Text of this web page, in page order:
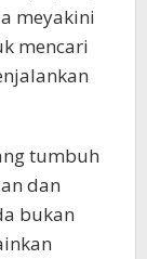
meyakini
mencari
tumbuh
dan
bukan